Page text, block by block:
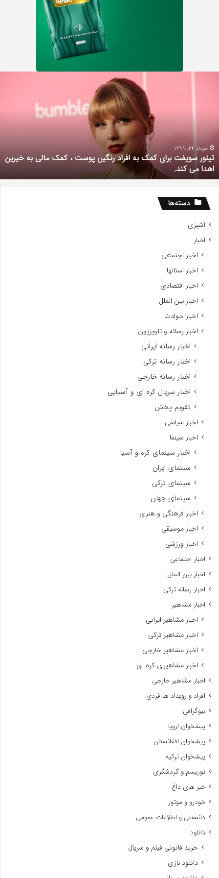
افراد
پوست
کمک
مالی
به
خیرین
اهدا
خرداد 24, 1399
تیلور سویفت برای کمک به افراد رنگین پوست ، کمک مالی به خیرین
اهدا می کند.
دسته‌ها
آشپزی
اخبار
اخبار اجتماعی
اخبار استانها
اخبار اقتصادی
اخبار بین الملل
اخبار حوادث
اخبار رسانه و تلویزیون
اخبار رسانه ایرانی
اخبار رسانه ترکی
اخبار رسانه خارجی
اخبار سریال کره ای و آسیایی
تقویم پخش
اخبار سیاسی
اخبار سینما
اخبار سینمای کره و آسیا
سینمای ایران
سینمای ترکی
سینمای جهان
اخبار فرهنگی و هنری
اخبار موسیقی
اخبار ورزشی
اخبار اجتماعی
اخبار بین الملل
اخبار رسانه ترکی
اخبار مشاهیر
اخبار مشاهیر ایرانی
اخبار مشاهیر ترکی
اخبار مشاهیر خارجی
اخبار مشاهیری کره ای
اخبار مشاهیر خارجی
افراد و رویداد ها فردی
بیوگرافی
پیشخوان اروپا
پیشخوان افغانستان
پیشخوان ترکیه
توریسم و گردشگری
خبر های داغ
خودرو و موتور
دانستنی و اطلاعات عمومی
دانلود
خرید قانونی فیلم و سریال
دانلود بازی